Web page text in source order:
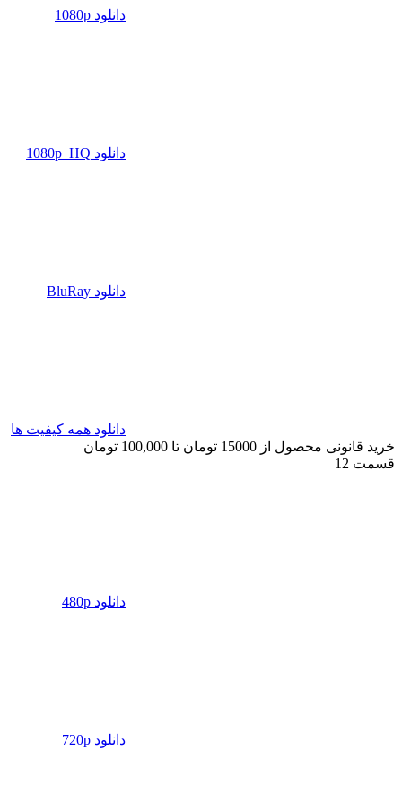
دانلود 1080p
دانلود 1080p_HQ
دانلود BluRay
دانلود همه کیفیت ها
خرید قانونی محصول از 15000 تومان تا 100,000 تومان
قسمت 12
دانلود 480p
دانلود 720p